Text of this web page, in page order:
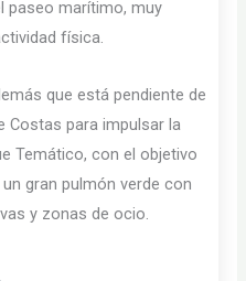
paseo marítimo, muy
física.
que está pendiente de
Costas para impulsar la
Temático, con el objetivo
gran pulmón verde con
y zonas de ocio.